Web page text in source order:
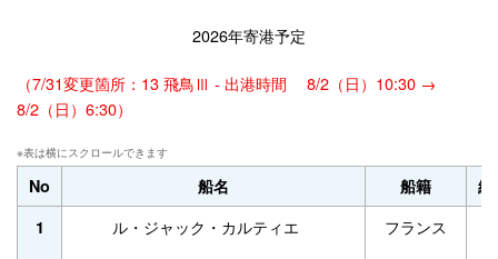
2026年寄港予定
（7/31変更箇所：13 飛鳥Ⅲ - 出港時間 8/2（日）10:30 →
8/2（日）6:30）
No 船名 船籍
総
1
ル・ジャック・カルティエ フランス